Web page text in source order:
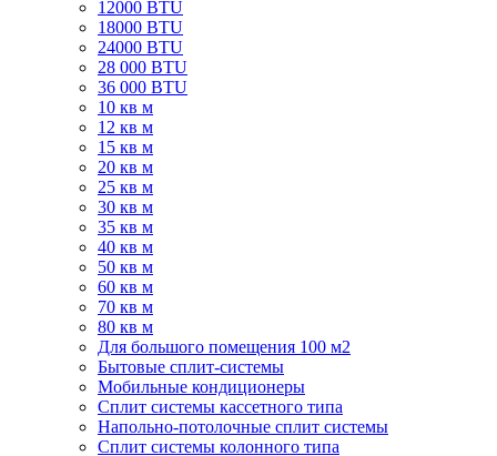
12000 BTU
18000 BTU
24000 BTU
28 000 BTU
36 000 BTU
10 кв м
12 кв м
15 кв м
20 кв м
25 кв м
30 кв м
35 кв м
40 кв м
50 кв м
60 кв м
70 кв м
80 кв м
Для большого помещения 100 м2
Бытовые сплит-системы
Мобильные кондиционеры
Сплит системы кассетного типа
Напольно-потолочные сплит системы
Сплит системы колонного типа